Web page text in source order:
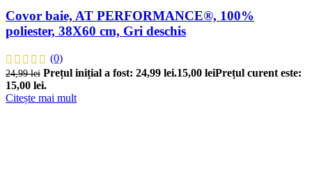
Covor baie, AT PERFORMANCE®, 100%
poliester, 38X60 cm, Gri deschis
(0)
24,99lei Prețul inițial a fost: 24,99 lei.15,00 leiPrețul curent este:
15,00 lei.
Citește mai mult